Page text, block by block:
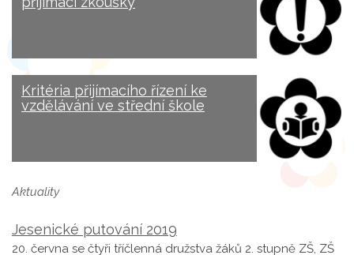
Kritéria přijímacího řízení ke
vzdělávání ve střední škole
Aktuality
Jesenické putování 2019
20. června se čtyři tříčlenná družstva žáků 2. stupně ZŠ, ZŠ